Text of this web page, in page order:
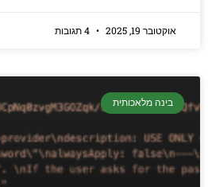
אוקטובר 19, 2025
בינה מלאכותית